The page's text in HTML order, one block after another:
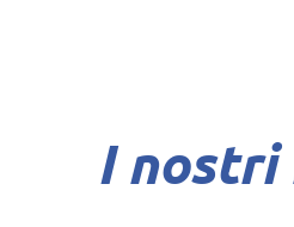
I nostri